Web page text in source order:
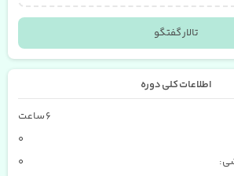
تالار گفتگو
اطلاعات کلی دوره
۶ ساعت
0
0